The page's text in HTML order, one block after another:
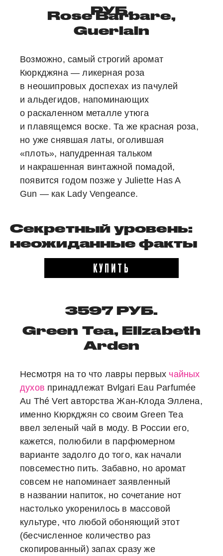
РУБ.
Rose Barbare,
Guerlain
Возможно, самый строгий аромат
Кюркджяна — ликерная роза
в неошипровых доспехах из пачулей
и альдегидов, напоминающих
о раскаленном металле утюга
и плавящемся воске. Та же красная роза,
но уже снявшая латы, оголившая
«плоть», напудренная тальком
и накрашенная винтажной помадой,
появится годом позже у Juliette Has A
Gun — как Lady Vengeance.
Секретный уровень:
неожиданные факты
КУПИТЬ
3597 РУБ.
Green Tea, Elizabeth
Arden
Несмотря на то что лавры первых чайных
духов принадлежат Bvlgari Eau Parfumée
Au Thé Vert авторства Жан-Клода Эллена,
именно Кюркджян со своим Green Tea
ввел зеленый чай в моду. В России его,
кажется, полюбили в парфюмерном
варианте задолго до того, как начали
повсеместно пить. Забавно, но аромат
совсем не напоминает заявленный
в названии напиток, но сочетание нот
настолько укоренилось в массовой
культуре, что любой обоняющий этот
(бесчисленное количество раз
скопированный) запах сразу же